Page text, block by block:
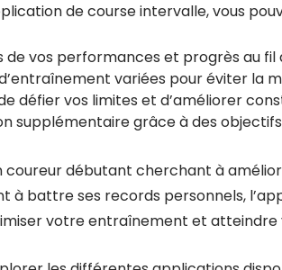
de course intervalle, vous
de vos performances et progrès au fil
variées pour éviter la
défier vos limites et d’améliorer
supplémentaire grâce à des
coureur débutant cherchant à
à battre ses records personnels,
votre entraînement et atteindre